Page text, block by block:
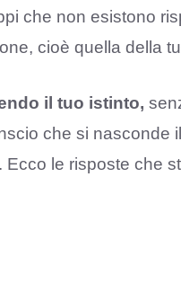
che non esistono
cioè quella della
il tuo istinto,
che si nasconde
le risposte che